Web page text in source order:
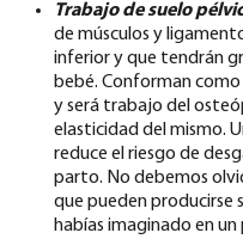
Trabajo de suelo
de músculos y
inferior y que tendrán
bebé. Conforman como
y será trabajo del
elasticidad del mismo.
reduce el riesgo de
parto. No debemos
que pueden producirse
habías imaginado en